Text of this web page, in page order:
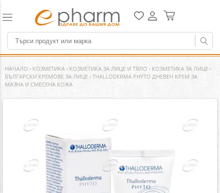
НАЧАЛО › КОЗМЕТИКА › КОЗМЕТИКА ЗА ЛИЦЕ И ТЯЛО › КОЗМЕТИКА ЗА ЛИЦЕ ›
БЪЛГАРСКИ КРЕМОВЕ ЗА ЛИЦЕ › THALLODERMA PHYTO ДНЕВЕН КРЕМ ЗА
МАЗНА И СМЕСЕНА КОЖА